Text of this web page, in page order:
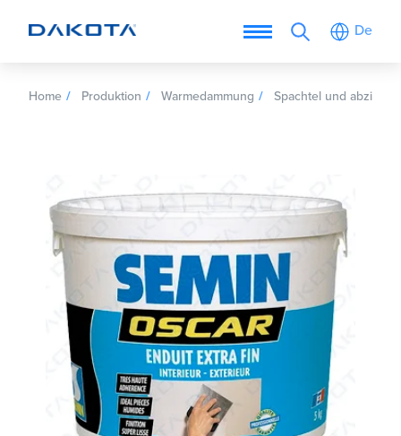
De
Home Produktion Warmedammung Spachtel und